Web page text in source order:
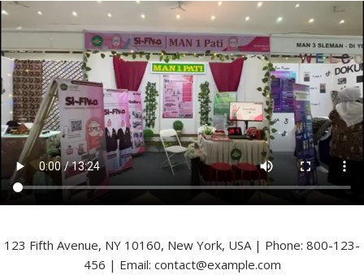
123 Fifth Avenue, NY 10160, New York, USA | Phone: 800-123-
456 | Email: contact@example.com